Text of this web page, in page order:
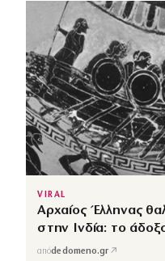
VIRAL
Αρχαίος Έλληνας
στην Ινδία: το
απόdedomeno.gr ↗